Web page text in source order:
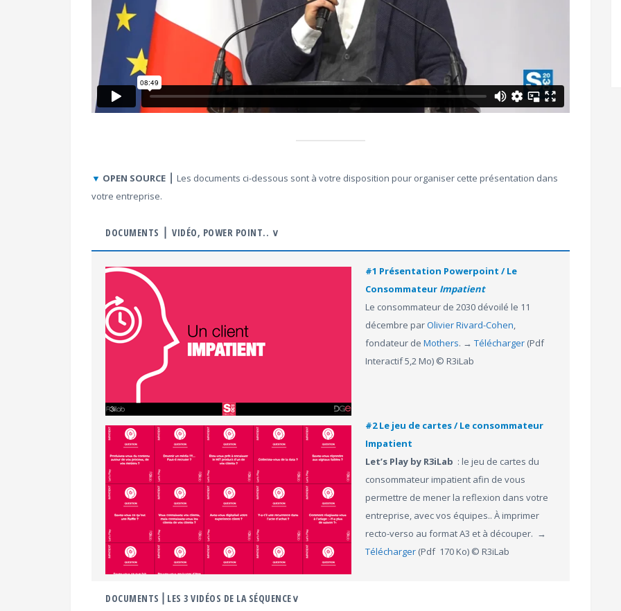
▼ OPEN SOURCE ⎪ Les documents ci-dessous sont à votre disposition pour organiser cette présentation dans
votre entreprise.
DOCUMENTS ⎪ VIDÉO, POWER POINT.. ∨
#1 Présentation Powerpoint / Le
Consommateur Impatient
Le consommateur de 2030 dévoilé le 11
décembre parOlivier Rivard-Cohen,
fondateur de Mothers. → Télécharger (Pdf
Interactif 5,2 Mo) © R3iLab
#2 Le jeu de cartes / Le consommateur
Impatient
Let’s Play by R3iLab : le jeu de cartes du
consommateur impatient afin de vous
permettre de mener la reflexion dans votre
entreprise, avec vos équipes.. À imprimer
recto-verso au format A3 et à découper. →
Télécharger (Pdf 170 Ko) © R3iLab
DOCUMENTS⎪LES 3 VIDÉOS DE LA SÉQUENCE∨